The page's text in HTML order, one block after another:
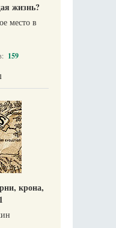
жизнь?
место в
159
1
крона,